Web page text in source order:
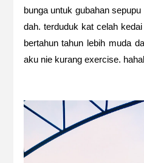
bunga untuk gubahan
dah. terduduk kat celah
bertahun tahun lebih muda
aku nie kurang exercise.